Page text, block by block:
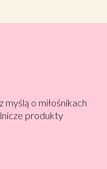
o miłośnikach
produkty